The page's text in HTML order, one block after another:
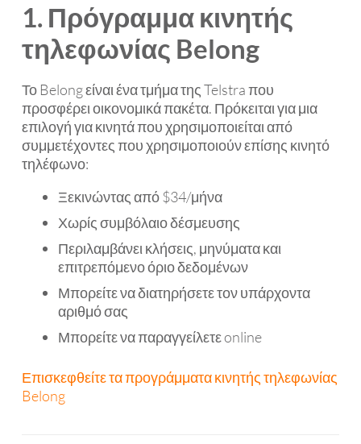
1. Πρόγραμμα κινητής
τηλεφωνίας Belong
Το Belong είναι ένα τμήμα της Telstra που
προσφέρει οικονομικά πακέτα. Πρόκειται για μια
επιλογή για κινητά που χρησιμοποιείται από
συμμετέχοντες που χρησιμοποιούν επίσης κινητό
τηλέφωνο:
Ξεκινώντας από $34/μήνα
Χωρίς συμβόλαιο δέσμευσης
Περιλαμβάνει κλήσεις, μηνύματα και
επιτρεπόμενο όριο δεδομένων
Μπορείτε να διατηρήσετε τον υπάρχοντα
αριθμό σας
Μπορείτε να παραγγείλετε online
Επισκεφθείτε τα προγράμματα κινητής τηλεφωνίας
Belong